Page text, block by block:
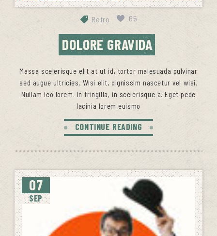
Retro 65
DOLORE GRAVIDA
Massa scelerisque elit at ut id, tortor malesuada pulvinar
sed augue ultricies. Wisi elit, dignissim nascetur vel wisi.
Nullam leo lorem. In fringilla, in scelerisque a. Eget pede
lacinia lorem euismo
CONTINUE READING
07
SEP